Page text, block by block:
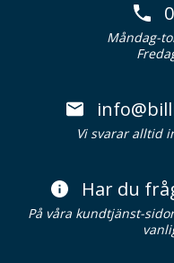
Måndag-
Vi svarar alltid
Har du
På våra kundtjänst-